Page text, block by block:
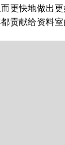
更快地做出
贡献给资料室